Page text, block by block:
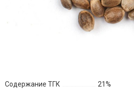
Содержание ТГК
21%